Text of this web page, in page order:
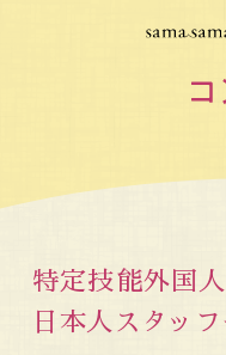
特定技能外国
日本人スタッ